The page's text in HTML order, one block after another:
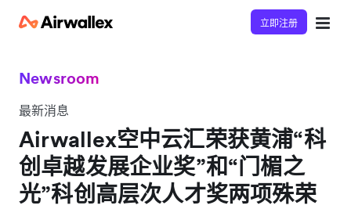
立即注册
Newsroom
最新消息
Airwallex空中云汇荣获黄浦“科
创卓越发展企业奖”和“门楣之
光”科创高层次人才奖两项殊荣